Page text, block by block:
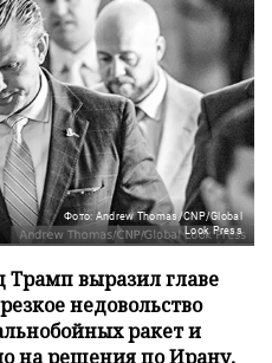
Фото: Andrew Thomas/CNP/Global
Look Press
выразил главе
недовольство
ракет и
на решения по Ирану,